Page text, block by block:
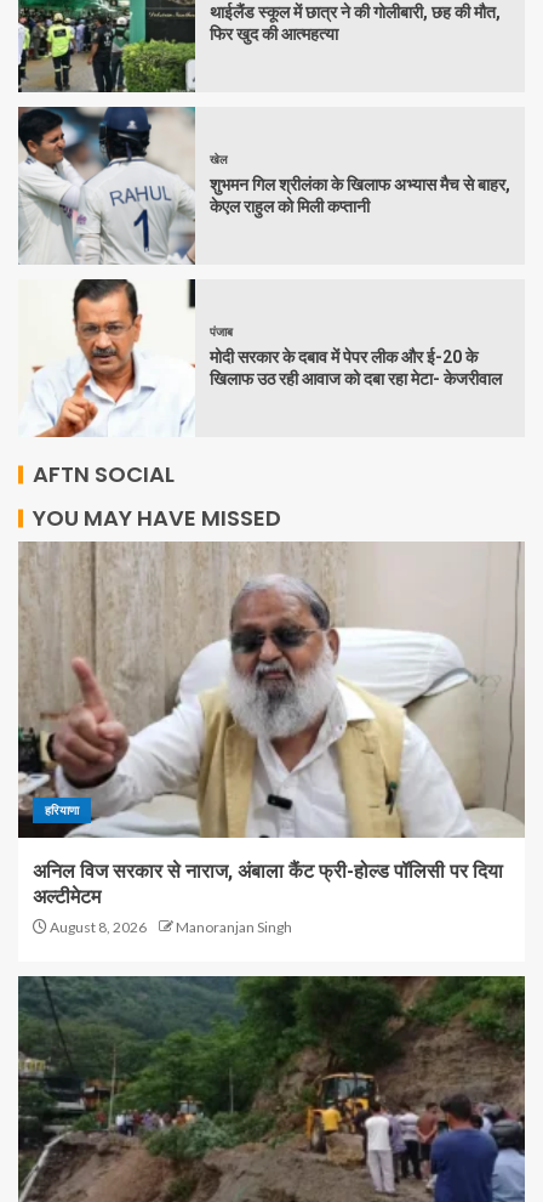
थाईलैंड स्कूल में छात्र ने की गोलीबारी, छह की मौत,
फिर खुद की आत्महत्या
खेल
शुभमन गिल श्रीलंका के खिलाफ अभ्यास मैच से बाहर,
केएल राहुल को मिली कप्तानी
पंजाब
मोदी सरकार के दबाव में पेपर लीक और ई-20 के
खिलाफ उठ रही आवाज को दबा रहा मेटा- केजरीवाल
AFTN SOCIAL
YOU MAY HAVE MISSED
हरियाणा
अनिल विज सरकार से नाराज, अंबाला कैंट फ्री-होल्ड पॉलिसी पर दिया
अल्टीमेटम
August 8, 2026 Manoranjan Singh